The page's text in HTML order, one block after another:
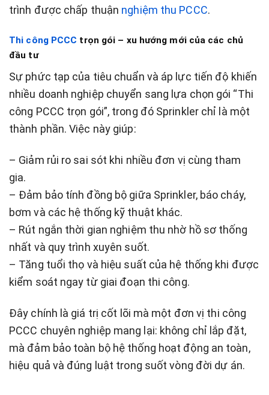
trình được chấp thuận nghiệm thu PCCC.
Thi công PCCC trọn gói – xu hướng mới của các chủ
đầu tư
Sự phức tạp của tiêu chuẩn và áp lực tiến độ khiến
nhiều doanh nghiệp chuyển sang lựa chọn gói “Thi
công PCCC trọn gói”, trong đó Sprinkler chỉ là một
thành phần. Việc này giúp:
– Giảm rủi ro sai sót khi nhiều đơn vị cùng tham
gia.
– Đảm bảo tính đồng bộ giữa Sprinkler, báo cháy,
bơm và các hệ thống kỹ thuật khác.
– Rút ngắn thời gian nghiệm thu nhờ hồ sơ thống
nhất và quy trình xuyên suốt.
– Tăng tuổi thọ và hiệu suất của hệ thống khi được
kiểm soát ngay từ giai đoạn thi công.
Đây chính là giá trị cốt lõi mà một đơn vị thi công
PCCC chuyên nghiệp mang lại: không chỉ lắp đặt,
mà đảm bảo toàn bộ hệ thống hoạt động an toàn,
hiệu quả và đúng luật trong suốt vòng đời dự án.